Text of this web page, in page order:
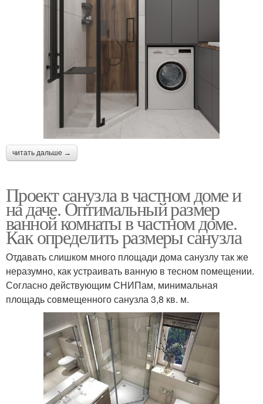
читать дальше →
Проект санузла в частном доме и
на даче. Оптимальный размер
ванной комнаты в частном доме.
Как определить размеры санузла
Отдавать слишком много площади дома санузлу так же
неразумно, как устраивать ванную в тесном помещении.
Согласно действующим СНИПам, минимальная
площадь совмещенного санузла 3,8 кв. м.